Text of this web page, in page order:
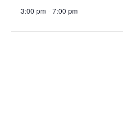
3:00 pm - 7:00 pm